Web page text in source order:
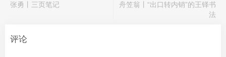
张勇丨三页笔记
舟笠翁丨“出口转内销”的王铎书
法
评论